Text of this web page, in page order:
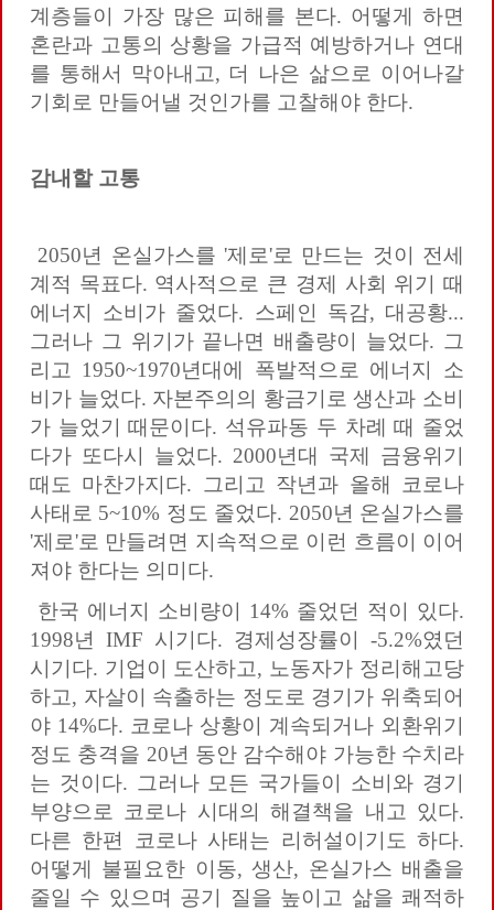
계층들이 가장 많은 피해를 본다. 어떻게 하면
혼란과 고통의 상황을 가급적 예방하거나 연대
를 통해서 막아내고, 더 나은 삶으로 이어나갈
기회로 만들어낼 것인가를 고찰해야 한다.
감내할 고통
2050년 온실가스를 '제로'로 만드는 것이 전세
계적 목표다. 역사적으로 큰 경제 사회 위기 때
에너지 소비가 줄었다. 스페인 독감, 대공황...
그러나 그 위기가 끝나면 배출량이 늘었다. 그
리고 1950~1970년대에 폭발적으로 에너지 소
비가 늘었다. 자본주의의 황금기로 생산과 소비
가 늘었기 때문이다. 석유파동 두 차례 때 줄었
다가 또다시 늘었다. 2000년대 국제 금융위기
때도 마찬가지다. 그리고 작년과 올해 코로나
사태로 5~10% 정도 줄었다. 2050년 온실가스를
'제로'로 만들려면 지속적으로 이런 흐름이 이어
져야 한다는 의미다.
한국 에너지 소비량이 14% 줄었던 적이 있다.
1998년 IMF 시기다. 경제성장률이 -5.2%였던
시기다. 기업이 도산하고, 노동자가 정리해고당
하고, 자살이 속출하는 정도로 경기가 위축되어
야 14%다. 코로나 상황이 계속되거나 외환위기
정도 충격을 20년 동안 감수해야 가능한 수치라
는 것이다. 그러나 모든 국가들이 소비와 경기
부양으로 코로나 시대의 해결책을 내고 있다.
다른 한편 코로나 사태는 리허설이기도 하다.
어떻게 불필요한 이동, 생산, 온실가스 배출을
줄일 수 있으며 공기 질을 높이고 삶을 쾌적하